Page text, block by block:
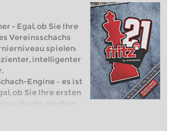
- Egal, ob Sie Ihre
Vereinsschachs
spielen:
intelligenter
Engine – es ist
ob Sie Ihre ersten
machen
spielen: Mit
intelligenter und